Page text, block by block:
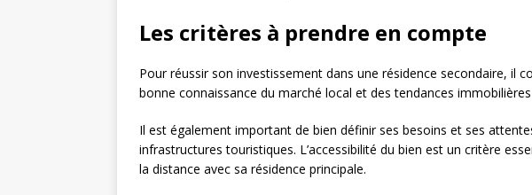
Les critères à prendre en compte
Pour réussir son investissement dans une résidence secondaire, il
bonne connaissance du marché local et des tendances
Il est également important de bien définir ses besoins et ses
infrastructures touristiques. L’accessibilité du bien est un critère
la distance avec sa résidence principale.